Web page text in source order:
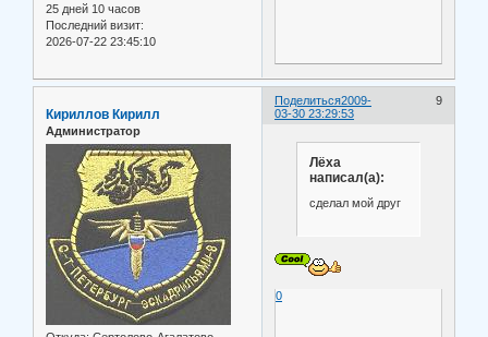
25 дней 10 часов
Последний визит:
2026-07-22 23:45:10
Поделиться 9
2009-
03-30 23:29:53
Кириллов Кирилл
Администратор
Лёха
написал(а):
сделал мой друг
0